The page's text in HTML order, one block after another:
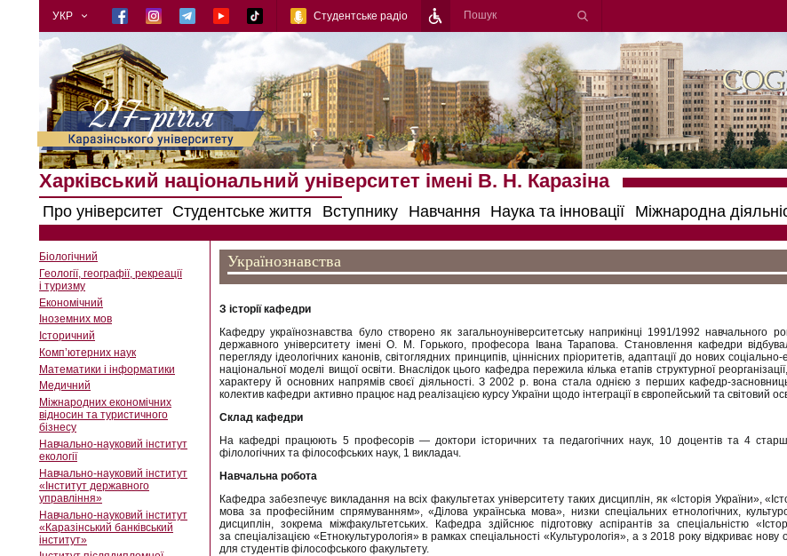
УКР Студентське радіо
Харківський національний університет імені В. Н. Каразіна
Про університет Студентське життя Вступнику Навчання Наука та інновації Міжнародна
Біологічний
Геології, географії, рекреації
і туризму
Економічний
Іноземних мов
Історичний
Комп’ютерних наук
Математики і інформатики
Медичний
Міжнародних економічних
відносин та туристичного
бізнесу
Навчально-науковий інститут
екології
Навчально-науковий інститут
«Інститут державного
управління»
Навчально-науковий інститут
«Каразінський банківський
інститут»
Українознавства
З історії кафедри
Кафедру українознавства було створено як загальноуніверситетську наприкінці 1991/1992 навчального
державного університету імені О. М. Горького, професора Івана Тарапова. Становлення кафедри
перегляду ідеологічних канонів, світоглядних принципів, ціннісних пріоритетів, адаптації до нових
національної моделі вищої освіти. Внаслідок цього кафедра пережила кілька етапів структурної
характеру й основних напрямів своєї діяльності. З 2002 р. вона стала однією з перших кафедр-
колектив кафедри активно працює над реалізацією курсу України щодо інтеграції в європейський та світовий
Склад кафедри
На кафедрі працюють 5 професорів — доктори історичних та педагогічних наук, 10 доцентів та 4
філологічних та філософських наук, 1 викладач.
Навчальна робота
Кафедра забезпечує викладання на всіх факультетах університету таких дисциплін, як «Історія України»,
мова за професійним спрямуванням», «Ділова українська мова», низки спеціальних етнологічних,
дисциплін, зокрема міжфакультетських. Кафедра здійснює підготовку аспірантів за спеціальністю
за спеціалізацією «Етнокультурологія» в рамках спеціальності «Культурологія», а з 2018 року відкриває нову
для студентів філософського факультету.